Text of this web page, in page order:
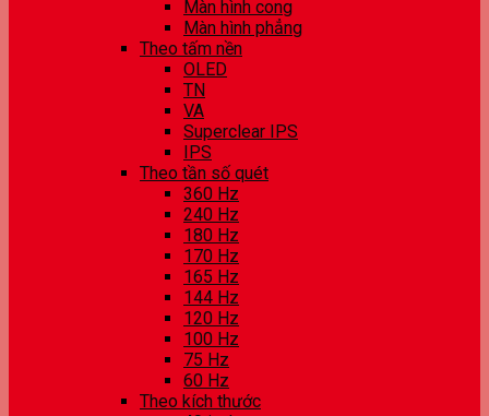
Màn hình cong
Màn hình phẳng
Theo tấm nền
OLED
TN
VA
Superclear IPS
IPS
Theo tần số quét
360 Hz
240 Hz
180 Hz
170 Hz
165 Hz
144 Hz
120 Hz
100 Hz
75 Hz
60 Hz
Theo kích thước